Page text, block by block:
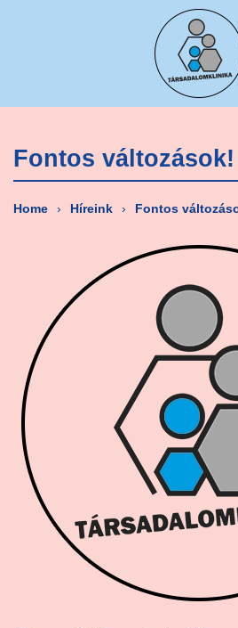
Fő tartalom átugrása
Fontos változások!
Home Híreink Fontos